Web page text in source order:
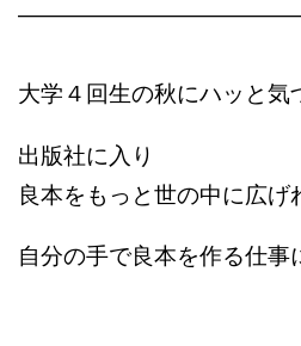
大学４回生の秋にハッと気
出版社に入り
良本をもっと世の中に広げ
自分の手で良本を作る仕事